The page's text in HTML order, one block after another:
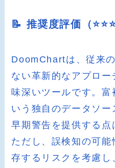
📝 推奨度評価（
DoomChartは、従来
ない革新的なアプロ
味深いツールです。富
いう独自のデータソ
早期警告を提供する点
ただし、誤検知の可
存するリスクを考慮